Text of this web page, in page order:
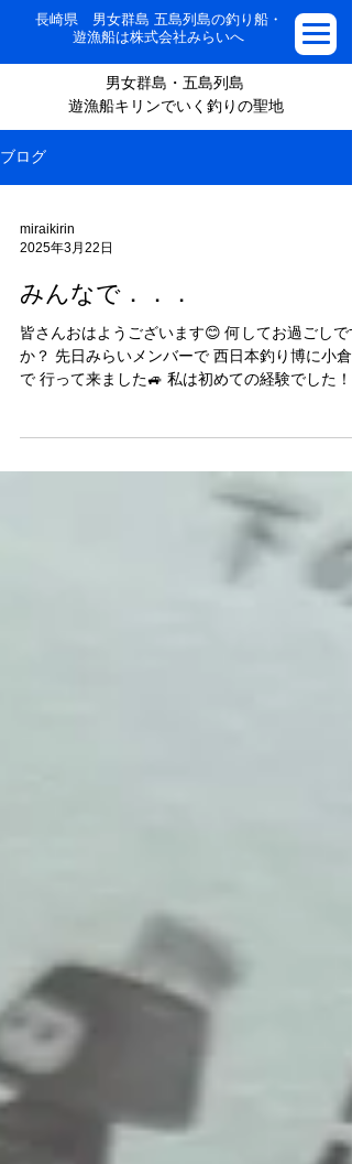
遊漁船キリンでいく釣りの聖地
長崎県 男女群島 五島列島の釣り船・
遊漁船は株式会社みらいへ
男女群島・五島列島
ブログ
miraikirin
2025年3月22日
みんなで．．．
皆さんおはようございます😊 何してお過ごしで
か？ 先日みらいメンバーで 西日本釣り博に小倉
で 行って来ました🚙 私は初めての経験でした！